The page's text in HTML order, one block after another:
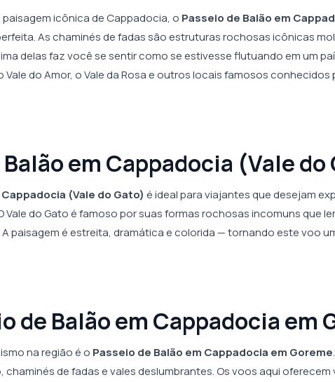
paisagem icônica de Cappadocia, o Passeio de Balão em
As chaminés de fadas são estruturas rochosas icônicas
delas faz você se sentir como se estivesse flutuando em um
Vale do Amor, o Vale da Rosa e outros locais famosos
Balão em Cappadocia (Vale do
(Vale do Gato) é ideal para viajantes que desejam
Vale do Gato é famoso por suas formas rochosas incomuns que
paisagem é estreita, dramática e colorida — tornando este voo
de Balão em Cappadocia em
na região é o Passeio de Balão em Cappadocia em Goreme
chaminés de fadas e vales deslumbrantes. Os voos aqui